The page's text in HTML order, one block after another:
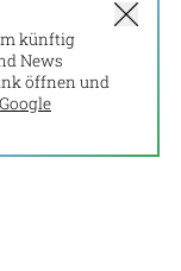
künftig
News
öffnen und